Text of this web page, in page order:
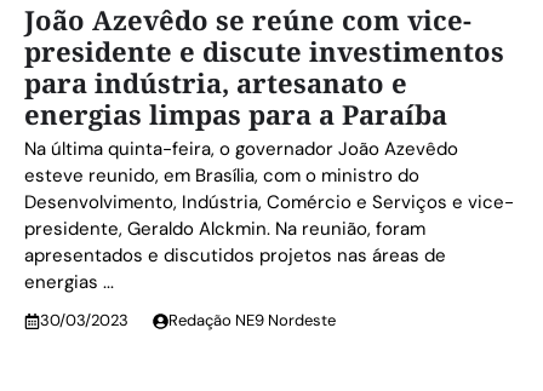
João Azevêdo se reúne com vice-
presidente e discute investimentos
para indústria, artesanato e
energias limpas para a Paraíba
Na última quinta-feira, o governador João Azevêdo
esteve reunido, em Brasília, com o ministro do
Desenvolvimento, Indústria, Comércio e Serviços e vice-
presidente, Geraldo Alckmin. Na reunião, foram
apresentados e discutidos projetos nas áreas de
energias ...
30/03/2023 Redação NE9 Nordeste